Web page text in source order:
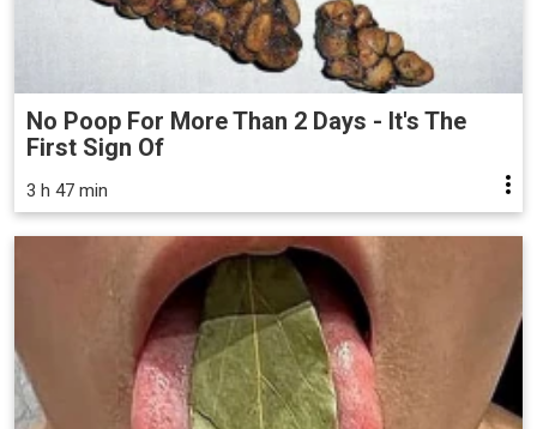
No Poop For More Than 2 Days - It's The
First Sign Of
3 h 47 min